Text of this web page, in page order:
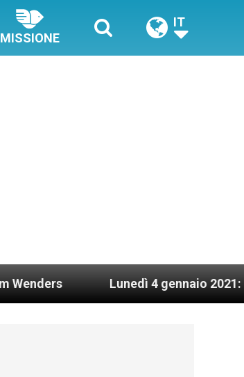
MISSIONE
IT
Lunedì 4 gennaio 2021: Possesso